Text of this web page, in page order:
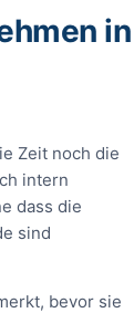
in
Zeit noch die
intern
dass die
sind
bevor sie